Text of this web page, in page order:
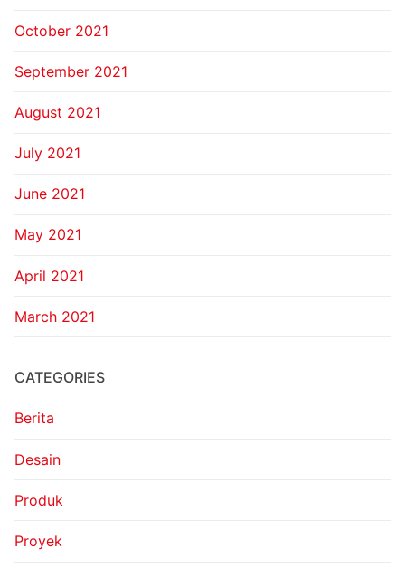
October 2021
September 2021
August 2021
July 2021
June 2021
May 2021
April 2021
March 2021
CATEGORIES
Berita
Desain
Produk
Proyek